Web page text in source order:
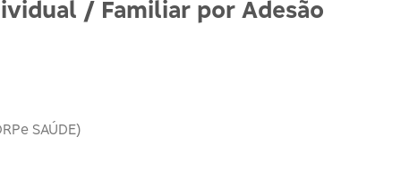
/ Familiar por Adesão
SAÚDE)